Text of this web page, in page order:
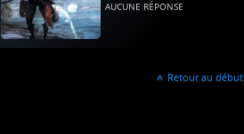
AUCUNE RÉPONSE
Retour au début